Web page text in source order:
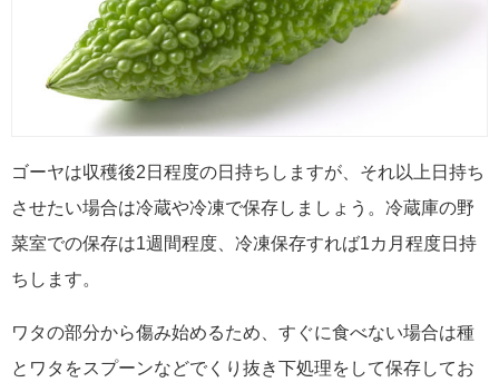
ゴーヤは収穫後2日程度の日持ちしますが、それ以上日持ち
させたい場合は冷蔵や冷凍で保存しましょう。冷蔵庫の野
菜室での保存は1週間程度、冷凍保存すれば1カ月程度日持
ちします。
ワタの部分から傷み始めるため、すぐに食べない場合は種
とワタをスプーンなどでくり抜き下処理をして保存してお